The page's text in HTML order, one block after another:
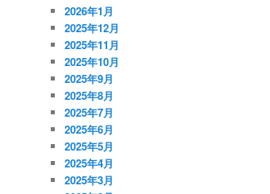
2026年1月
2025年12月
2025年11月
2025年10月
2025年9月
2025年8月
2025年7月
2025年6月
2025年5月
2025年4月
2025年3月